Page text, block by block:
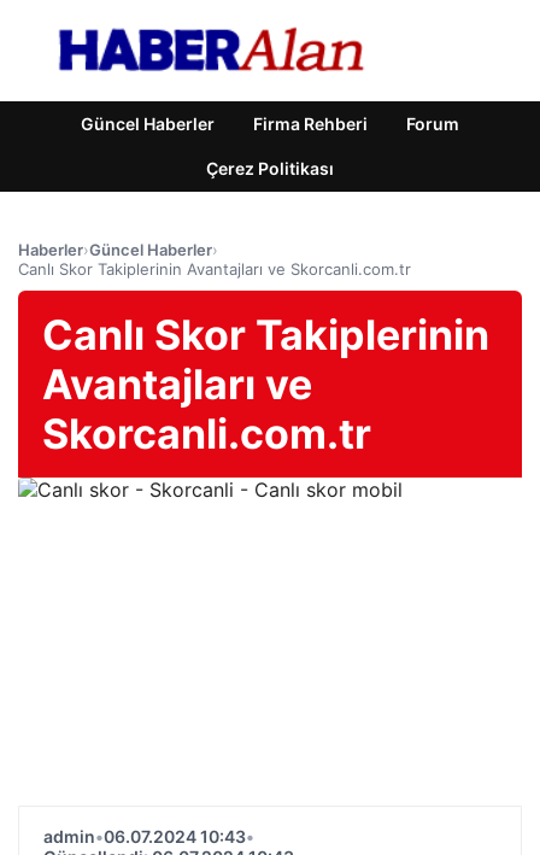
Güncel Haberler Firma Rehberi Forum
Çerez Politikası
Haberler›Güncel Haberler›
Canlı Skor Takiplerinin Avantajları ve Skorcanli.com.tr
Canlı Skor Takiplerinin
Avantajları ve
Skorcanli.com.tr
admin•06.07.2024 10:43•